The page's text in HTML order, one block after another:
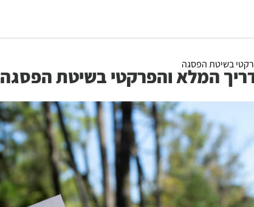
בשיטת הפסגה
המלא והפרקטי בשיטת הפסגה